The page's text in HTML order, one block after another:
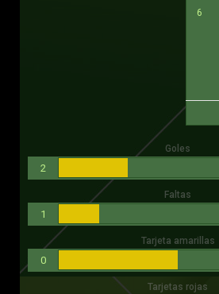
6
Goles
2
Faltas
1
Tarjeta amarillas
0
Tarjetas rojas